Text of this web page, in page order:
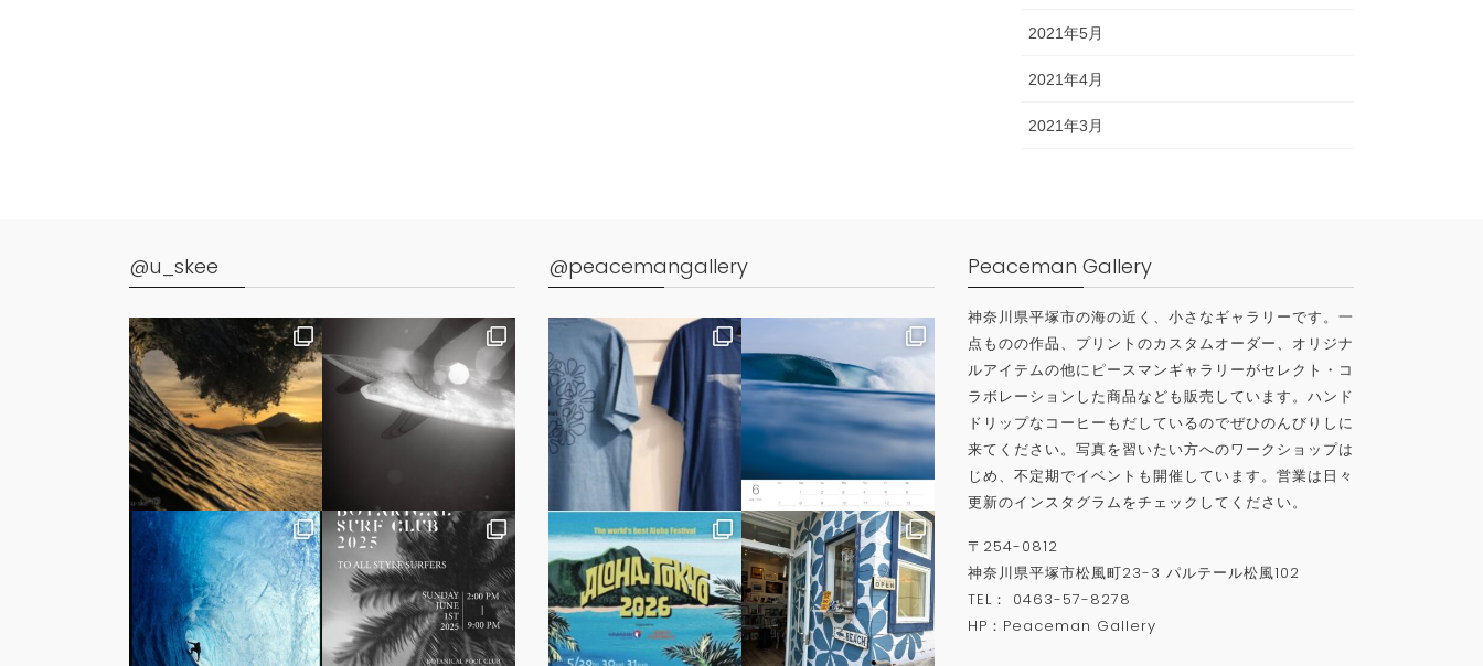
2021年5月
2021年4月
2021年3月
@u_skee @peacemangallery Peaceman Gallery
神奈川県平塚市の海の近く、小さなギャラリーです。一
点ものの作品、プリントのカスタムオーダー、オリジナ
ルアイテムの他にピースマンギャラリーがセレクト・コ
ラボレーションした商品なども販売しています。ハンド
ドリップなコーヒーもだしているのでぜひのんびりしに
来てください。写真を習いたい方へのワークショップは
じめ、不定期でイベントも開催しています。営業は日々
更新のインスタグラムをチェックしてください。
〒 254-0812
神奈川県平塚市松風町23-3 パルテール松風102
TEL ：
0463-57-8278
HP： Peaceman Gallery